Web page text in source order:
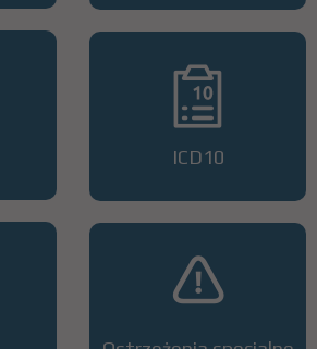
ICD10